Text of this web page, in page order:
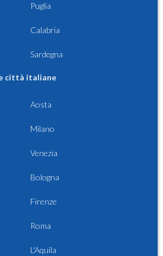
Puglia
Calabria
Sardegna
città italiane
Aosta
Milano
Venezia
Bologna
Firenze
Roma
L'Aquila